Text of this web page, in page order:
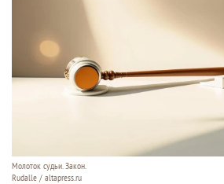
Молоток судьи. Закон.
Rudalle / altapress.ru